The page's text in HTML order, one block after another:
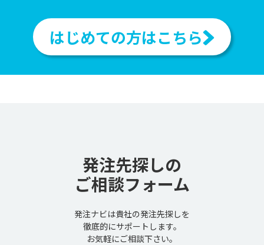
はじめての方はこちら
発注先探しの
ご相談フォーム
発注ナビは貴社の発注先探しを
徹底的にサポートします。
お気軽にご相談下さい。